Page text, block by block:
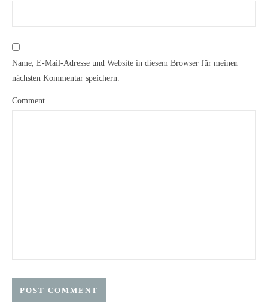
Name, E-Mail-Adresse und Website in diesem Browser für meinen
nächsten Kommentar speichern.
Comment